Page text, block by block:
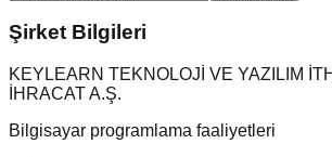
Şirket Bilgileri
KEYLEARN TEKNOLOJİ VE YAZILIM
İHRACAT A.Ş.
Bilgisayar programlama faaliyetleri